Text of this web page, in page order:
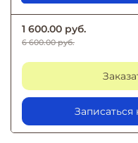
1 600.00 руб.
6 600.00 руб.